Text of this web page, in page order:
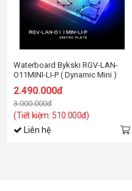
Waterboard Bykski RGV-LAN-
O11MINI-LI-P ( Dynamic Mini )
2.490.000đ
3.000.000đ
(Tiết kiệm: 510.000đ)
Liên hệ